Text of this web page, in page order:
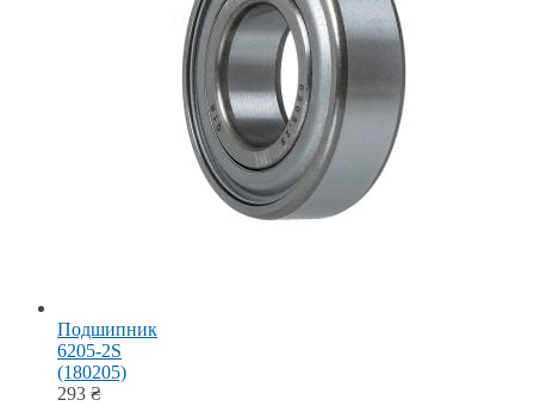
Подшипник
6205-2S
(180205)
293 ₴